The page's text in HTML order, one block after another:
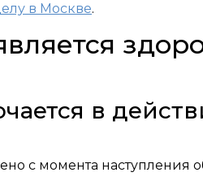
в Москве.
в
с момента наступления